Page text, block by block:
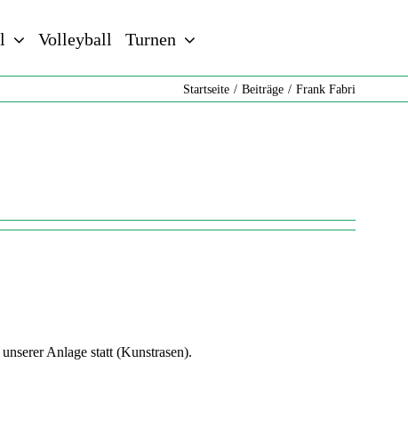
Volleyball Turnen
Startseite Beiträge Frank Fabri
Anlage statt (Kunstrasen).